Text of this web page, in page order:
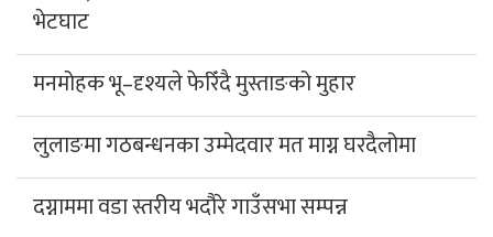
भेटघाट
मनमोहक भू–दृश्यले फेरिँदै मुस्ताङको मुहार
लुलाङमा गठबन्धनका उम्मेदवार मत माग्न घरदैलोमा
दग्नाममा वडा स्तरीय भदौरे गाउँसभा सम्पन्न